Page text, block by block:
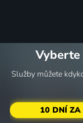
Vyberte
Služby můžete
10 DNÍ ZA